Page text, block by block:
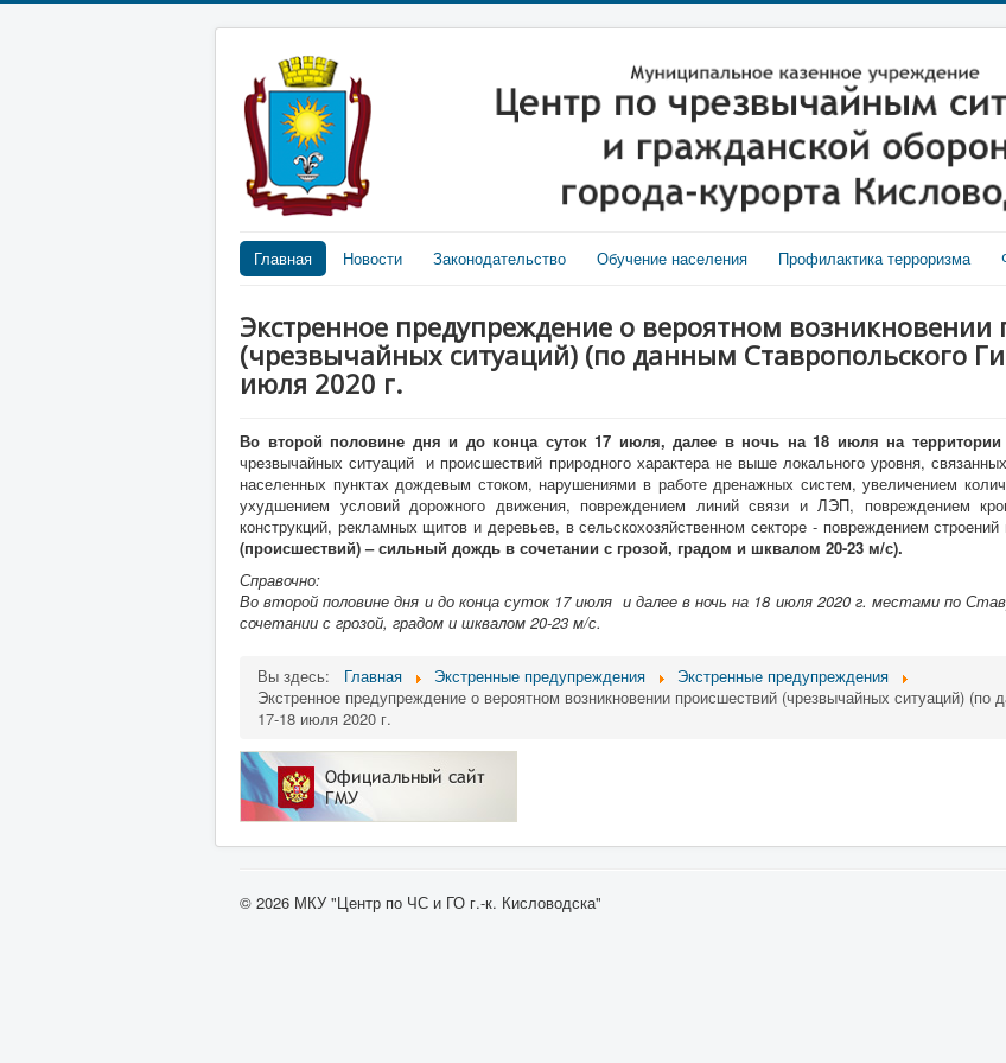
Главная Новости Законодательство Обучение населения Профилактика терроризма
Экстренное предупреждение о вероятном возникновении
(чрезвычайных ситуаций) (по данным Ставропольского
июля 2020 г.
Во второй половине дня и до конца суток 17 июля, далее в ночь на 18 июля на
чрезвычайных ситуаций и происшествий природного характера не выше локального уровня,
населенных пунктах дождевым стоком, нарушениями в работе дренажных систем, увеличением
ухудшением условий дорожного движения, повреждением линий связи и ЛЭП, повреждением
конструкций, рекламных щитов и деревьев, в сельскохозяйственном секторе - повреждением
(происшествий) – сильный дождь в сочетании с грозой, градом и шквалом 20-23 м/с).
Справочно:
Во второй половине дня и до конца суток 17 июля и далее в ночь на 18 июля 2020 г. местами по
сочетании с грозой, градом и шквалом 20-23 м/с.
Вы здесь: Главная Экстренные предупреждения
Экстренные предупреждения
Экстренное предупреждение о вероятном возникновении происшествий (чрезвычайных ситуаций) (по
17-18 июля 2020 г.
© 2026 МКУ "Центр по ЧС и ГО г.-к. Кисловодска"